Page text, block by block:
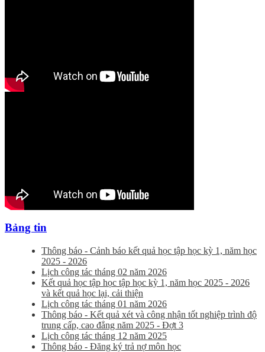
Bảng tin
Thông báo - Cảnh báo kết quả học tập học kỳ 1, năm học
2025 - 2026
Lịch công tác tháng 02 năm 2026
Kết quả học tập học tập học kỳ 1, năm học 2025 - 2026
và kết quả học lại, cải thiện
Lịch công tác tháng 01 năm 2026
Thông báo - Kết quả xét và công nhận tốt nghiệp trình độ
trung cấp, cao đẳng năm 2025 - Đợt 3
Lịch công tác tháng 12 năm 2025
Thông báo - Đăng ký trả nợ môn học